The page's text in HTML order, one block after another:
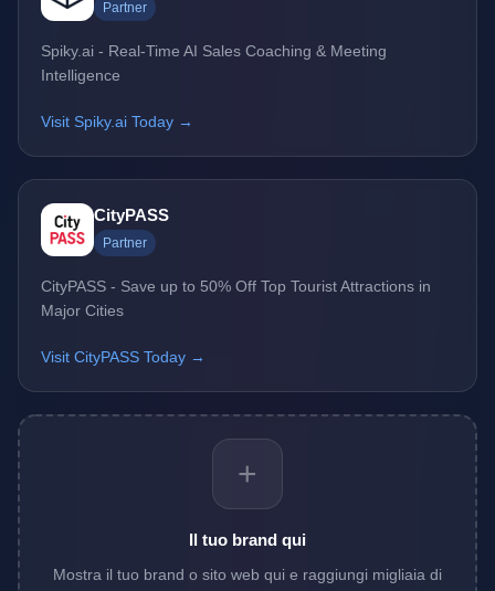
Partner
Spiky.ai - Real-Time AI Sales Coaching & Meeting
Intelligence
Visit Spiky.ai Today →
CityPASS
Partner
CityPASS - Save up to 50% Off Top Tourist Attractions in
Major Cities
Visit CityPASS Today →
+
Il tuo brand qui
Mostra il tuo brand o sito web qui e raggiungi migliaia di